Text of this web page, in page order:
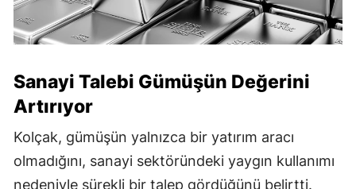
Sanayi Talebi Gümüşün Değerini
Artırıyor
Kolçak, gümüşün yalnızca bir yatırım aracı
olmadığını, sanayi sektöründeki yaygın kullanımı
nedeniyle sürekli bir talep gördüğünü belirtti.